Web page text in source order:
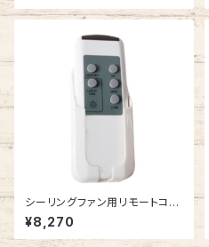
シーリングファン用リモートコン
トローラー #154088
¥8,270